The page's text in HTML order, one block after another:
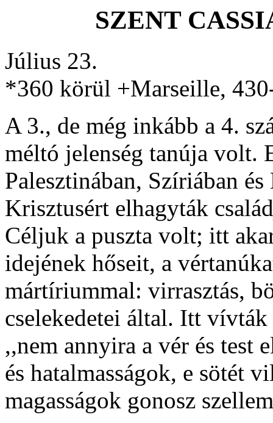
SZENT
Július 23.
*360 körül +Marseille,
A 3., de még inkább a 4.
méltó jelenség tanúja volt.
Palesztinában, Szíriában
Krisztusért elhagyták
Céljuk a puszta volt; itt
idejének hőseit, a
mártíriummal: virrasztás,
cselekedetei által. Itt
,,nem annyira a vér és test
és hatalmasságok, e sötét
magasságok gonosz